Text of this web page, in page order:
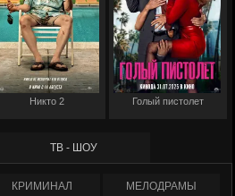
Никто 2 Голый пистолет
ТВ - ШОУ
КРИМИНАЛ МЕЛОДРАМЫ